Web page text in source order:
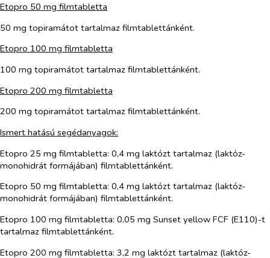
Etopro 50 mg filmtabletta
50 mg topiramátot tartalmaz filmtablettánként.
Etopro 100 mg filmtabletta
100 mg topiramátot tartalmaz filmtablettánként.
Etopro 200 mg filmtabletta
200 mg topiramátot tartalmaz filmtablettánként.
Ismert hatású segédanyagok:
Etopro 25 mg filmtabletta: 0,4 mg laktózt tartalmaz (laktóz-
monohidrát formájában) filmtablettánként.
Etopro 50 mg filmtabletta: 0,4 mg laktózt tartalmaz (laktóz-
monohidrát formájában) filmtablettánként.
Etopro 100 mg filmtabletta: 0,05 mg Sunset yellow FCF (E110)-t
tartalmaz filmtablettánként.
Etopro 200 mg filmtabletta: 3,2 mg laktózt tartalmaz (laktóz-